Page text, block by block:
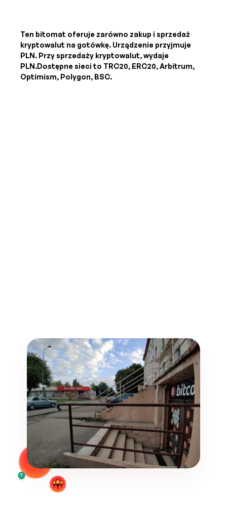
Ten bitomat oferuje zarówno zakup i sprzedaż
kryptowalut na gotówkę. Urządzenie przyjmuje
PLN. Przy sprzedaży kryptowalut, wydaje
PLN.Dostępne sieci to TRC20, ERC20, Arbitrum,
Optimism, Polygon, BSC.